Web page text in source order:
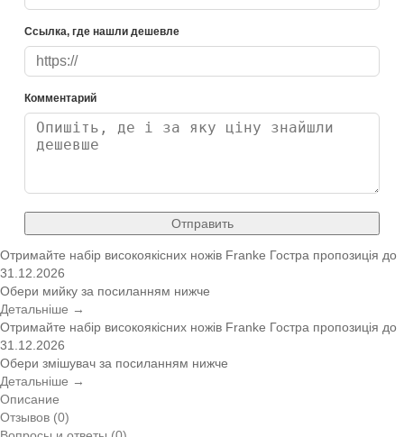
Ссылка, где нашли дешевле
Комментарий
Отправить
Отримайте набір високоякісних ножів Franke Гостра пропозиція до
31.12.2026
Обери мийку за посиланням нижче
Детальніше →
Отримайте набір високоякісних ножів Franke Гостра пропозиція до
31.12.2026
Обери змішувач за посиланням нижче
Детальніше →
Описание
Отзывов (0)